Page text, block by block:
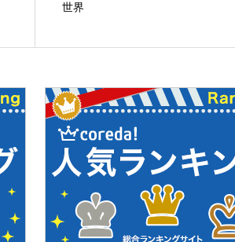
世界